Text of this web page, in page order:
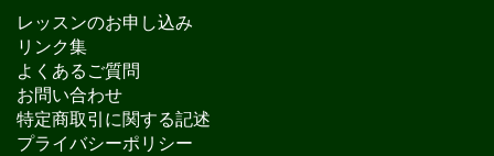
レッスンのお申し込み
リンク集
よくあるご質問
お問い合わせ
特定商取引に関する記述
プライバシーポリシー